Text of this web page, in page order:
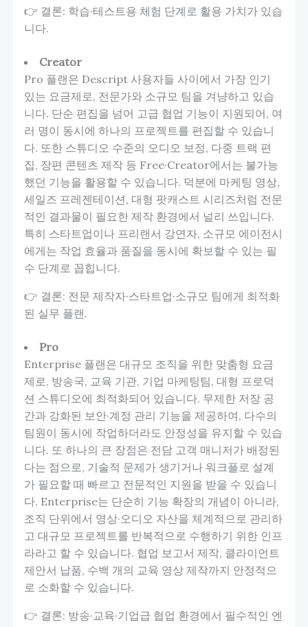
👉 결론: 학습·테스트용 체험 단계로 활용 가치가 있습
니다.
Creator
Pro 플랜은 Descript 사용자들 사이에서 가장 인기
있는 요금제로, 전문가와 소규모 팀을 겨냥하고 있습
니다. 단순 편집을 넘어 고급 협업 기능이 지원되어, 여
러 명이 동시에 하나의 프로젝트를 편집할 수 있습니
다. 또한 스튜디오 수준의 오디오 보정, 다중 트랙 편
집, 장편 콘텐츠 제작 등 Free·Creator에서는 불가능
했던 기능을 활용할 수 있습니다. 덕분에 마케팅 영상,
세일즈 프레젠테이션, 대형 팟캐스트 시리즈처럼 전문
적인 결과물이 필요한 제작 환경에서 널리 쓰입니다.
특히 스타트업이나 프리랜서 강연자, 소규모 에이전시
에게는 작업 효율과 품질을 동시에 확보할 수 있는 필
수 단계로 꼽힙니다.
👉 결론: 전문 제작자·스타트업·소규모 팀에게 최적화
된 실무 플랜.
Pro
Enterprise 플랜은 대규모 조직을 위한 맞춤형 요금
제로, 방송국, 교육 기관, 기업 마케팅팀, 대형 프로덕
션 스튜디오에 최적화되어 있습니다. 무제한 저장 공
간과 강화된 보안·계정 관리 기능을 제공하여, 다수의
팀원이 동시에 작업하더라도 안정성을 유지할 수 있습
니다. 또 하나의 큰 장점은 전담 고객 매니저가 배정된
다는 점으로, 기술적 문제가 생기거나 워크플로 설계
가 필요할 때 빠르고 전문적인 지원을 받을 수 있습니
다. Enterprise는 단순히 기능 확장의 개념이 아니라,
조직 단위에서 영상·오디오 자산을 체계적으로 관리하
고 대규모 프로젝트를 반복적으로 수행하기 위한 인프
라라고 할 수 있습니다. 협업 보고서 제작, 클라이언트
제안서 납품, 수백 개의 교육 영상 제작까지 안정적으
로 소화할 수 있습니다.
👉 결론: 방송·교육·기업급 협업 환경에서 필수적인 엔